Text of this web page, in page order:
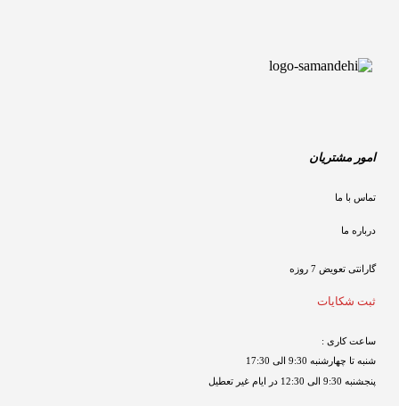
امور مشتریان
تماس با ما
درباره ما
گارانتی تعویض 7 روزه
ثبت شکایات
ساعت کاری :
شنبه تا چهارشنبه 9:30 الی 17:30
پنجشنبه 9:30 الی 12:30 در ایام غیر تعطیل